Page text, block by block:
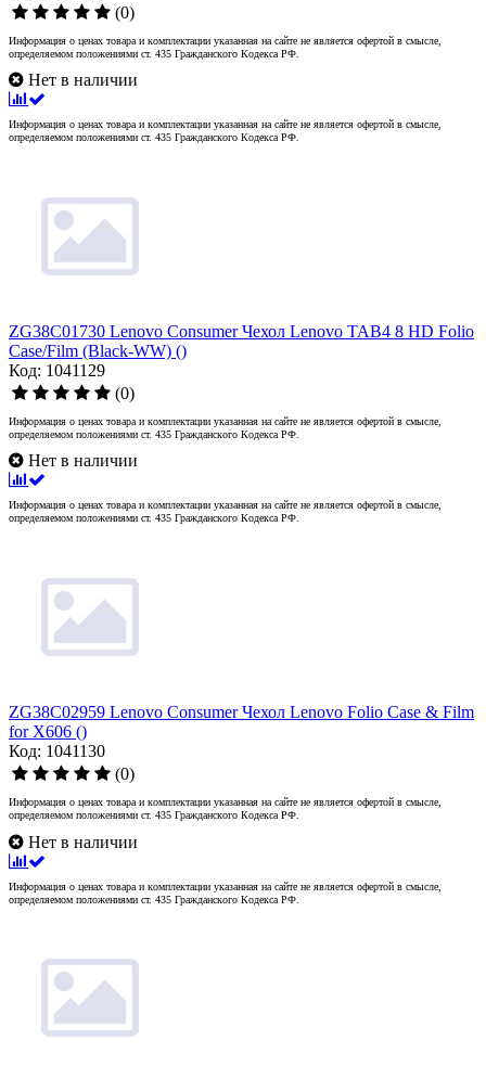
(0)
Информация о ценах товара и комплектации указанная на сайте не является офертой в смысле,
определяемом положениями ст. 435 Гражданского Кодекса РФ.
Нет в наличии
Информация о ценах товара и комплектации указанная на сайте не является офертой в смысле,
определяемом положениями ст. 435 Гражданского Кодекса РФ.
ZG38C01730 Lenovo Consumer Чехол Lenovo TAB4 8 HD Folio
Case/Film (Black-WW) ()
Код: 1041129
(0)
Информация о ценах товара и комплектации указанная на сайте не является офертой в смысле,
определяемом положениями ст. 435 Гражданского Кодекса РФ.
Нет в наличии
Информация о ценах товара и комплектации указанная на сайте не является офертой в смысле,
определяемом положениями ст. 435 Гражданского Кодекса РФ.
ZG38C02959 Lenovo Consumer Чехол Lenovo Folio Case & Film
for X606 ()
Код: 1041130
(0)
Информация о ценах товара и комплектации указанная на сайте не является офертой в смысле,
определяемом положениями ст. 435 Гражданского Кодекса РФ.
Нет в наличии
Информация о ценах товара и комплектации указанная на сайте не является офертой в смысле,
определяемом положениями ст. 435 Гражданского Кодекса РФ.